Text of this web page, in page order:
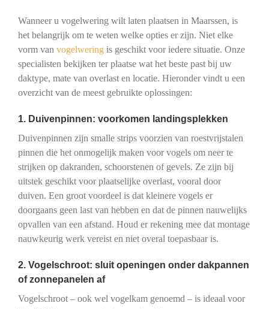
Wanneer u vogelwering wilt laten plaatsen in Maarssen, is
het belangrijk om te weten welke opties er zijn. Niet elke
vorm van vogelweringis geschikt voor iedere situatie. Onze
specialisten bekijken ter plaatse wat het beste past bij uw
daktype, mate van overlast en locatie. Hieronder vindt u een
overzicht van de meest gebruikte oplossingen:
1. Duivenpinnen: voorkomen landingsplekken
Duivenpinnen zijn smalle strips voorzien van roestvrijstalen
pinnen die het onmogelijk maken voor vogels om neer te
strijken op dakranden, schoorstenen of gevels. Ze zijn bij
uitstek geschikt voor plaatselijke overlast, vooral door
duiven. Een groot voordeel is dat kleinere vogels er
doorgaans geen last van hebben en dat de pinnen nauwelijks
opvallen van een afstand. Houd er rekening mee dat montage
nauwkeurig werk vereist en niet overal toepasbaar is.
2. Vogelschroot: sluit openingen onder dakpannen
of zonnepanelen af
Vogelschroot – ook wel vogelkam genoemd – is ideaal voor